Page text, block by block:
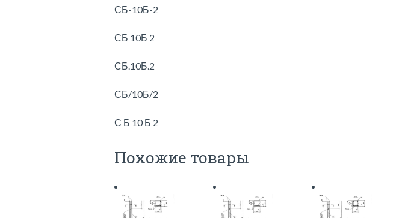
СБ-10Б-2
СБ 10Б 2
СБ.10Б.2
СБ/10Б/2
С Б 10 Б 2
Похожие товары